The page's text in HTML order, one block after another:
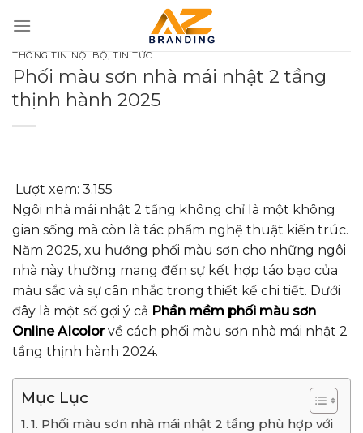
qua
nội
dung
THÔNG TIN NỘI BỘ,TIN TỨC
Phối màu sơn nhà mái nhật 2 tầng
thịnh hành 2025
Lượt xem: 3.155
Ngôi nhà mái nhật 2 tầng không chỉ là một không
gian sống mà còn là tác phẩm nghệ thuật kiến trúc.
Năm 2025, xu hướng phối màu sơn cho những ngôi
nhà này thường mang đến sự kết hợp táo bạo của
màu sắc và sự cân nhắc trong thiết kế chi tiết. Dưới
đây là một số gợi ý cả Phần mềm phối màu sơn
Online AIcolorvề cách phối màu sơn nhà mái nhật 2
tầng thịnh hành 2024.
Mục Lục
1. Phối màu sơn nhà mái nhật 2 tầng phù hợp với